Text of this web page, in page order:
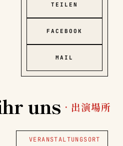
TEILEN
FACEBOOK
MAIL
uns · 出演場所
VERANSTALTUNGSORT